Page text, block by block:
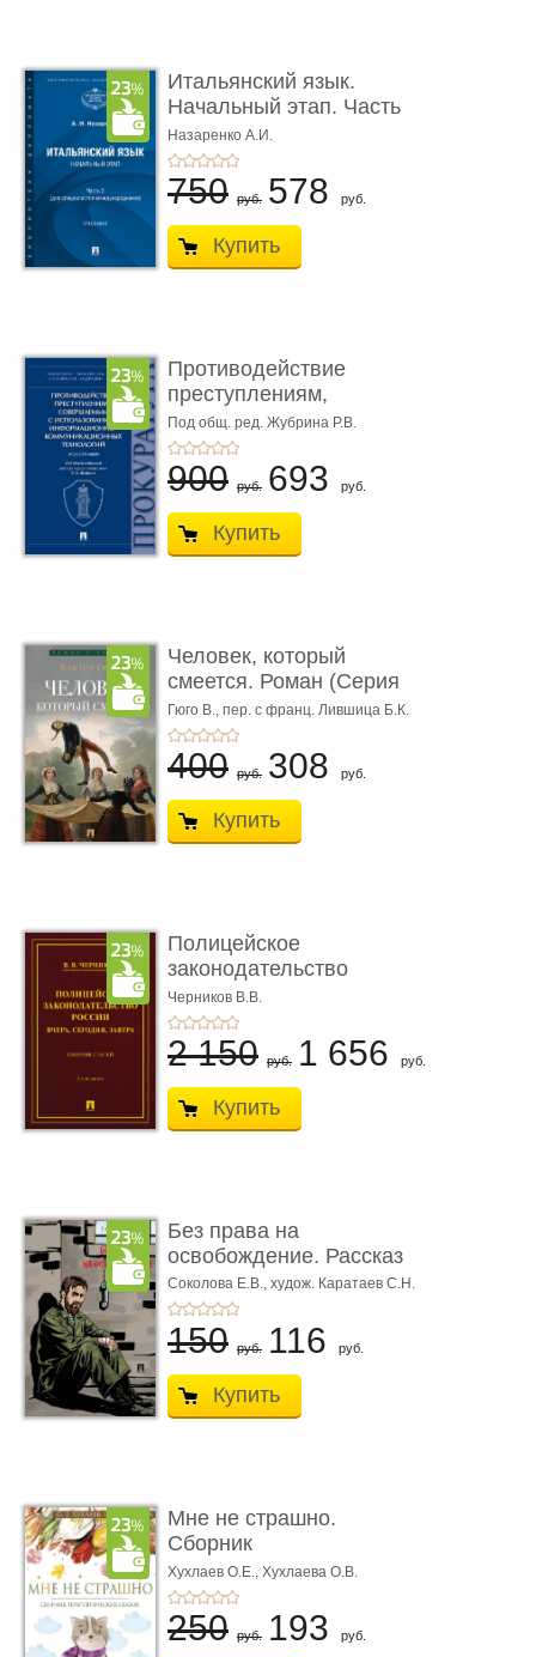
Итальянский язык.
Начальный этап. Часть
2. Учеб� ...
Назаренко А.И.
750 руб. 578 руб.
Купить
Противодействие
преступлениям,
совершаемым с ...
Под общ. ред. Жубрина Р.В.
900 руб. 693 руб.
Купить
Человек, который
смеется. Роман (Серия
«Роман с ...
Гюго В., пер. с франц. Лившица Б.К.
400 руб. 308 руб.
Купить
Полицейское
законодательство
России: вчера, с� ...
Черников В.В.
2 150 руб. 1 656 руб.
Купить
Без права на
освобождение. Рассказ
Соколова Е.В., худож. Каратаев С.Н.
150 руб. 116 руб.
Купить
Мне не страшно.
Сборник
терапевтических
сказо� ...
Хухлаев О.Е., Хухлаева О.В.
250 руб. 193 руб.